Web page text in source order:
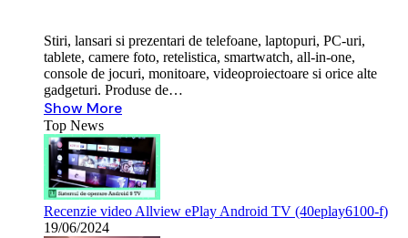
Stiri, lansari si prezentari de telefoane, laptopuri, PC-uri,
tablete, camere foto, retelistica, smartwatch, all-in-one,
console de jocuri, monitoare, videoproiectoare si orice alte
gadgeturi. Produse de…
Show More
Top News
Recenzie video Allview ePlay Android TV (40eplay6100-f)
19/06/2024